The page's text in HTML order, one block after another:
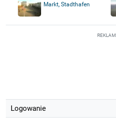
Markt, Stadthafen
Logowanie